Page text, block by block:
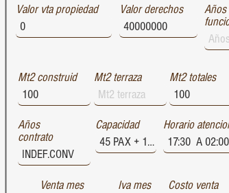
Valor vta propiedad Valor derechos
Años
Mt2 construid Mt2 terraza Mt2 totales
Años
contrato
Capacidad Horario
Venta mes Iva mes Costo venta
1729
1727